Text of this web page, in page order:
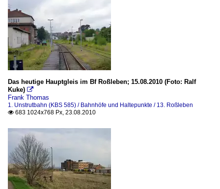
Das heutige Hauptgleis im Bf Roßleben; 15.08.2010 (Foto: Ralf
Kuke) 
Frank Thomas
1. Unstrutbahn (KBS 585) / Bahnhöfe und Haltepunkte / 13. Roßleben
 683 1024x768 Px, 23.08.2010